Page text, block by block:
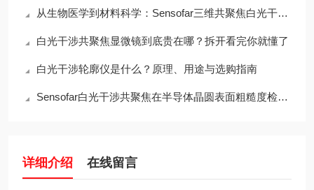
从生物医学到材料科学：Sensofar三维共聚焦白光干涉仪的跨领域应用传奇
白光干涉共聚焦显微镜到底贵在哪？拆开看完你就懂了
白光干涉轮廓仪是什么？原理、用途与选购指南
Sensofar白光干涉共聚焦在半导体晶圆表面粗糙度检测中的应用与行业标准对标
详细介绍 在线留言